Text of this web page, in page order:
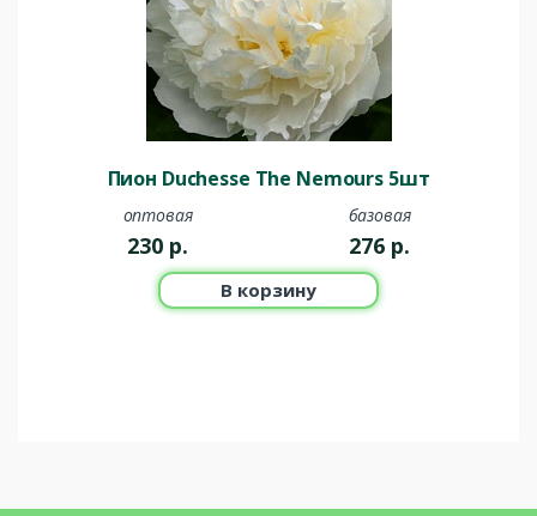
Пион Duchesse The Nemours 5шт
оптовая
230 р.
базовая
276 р.
В корзину